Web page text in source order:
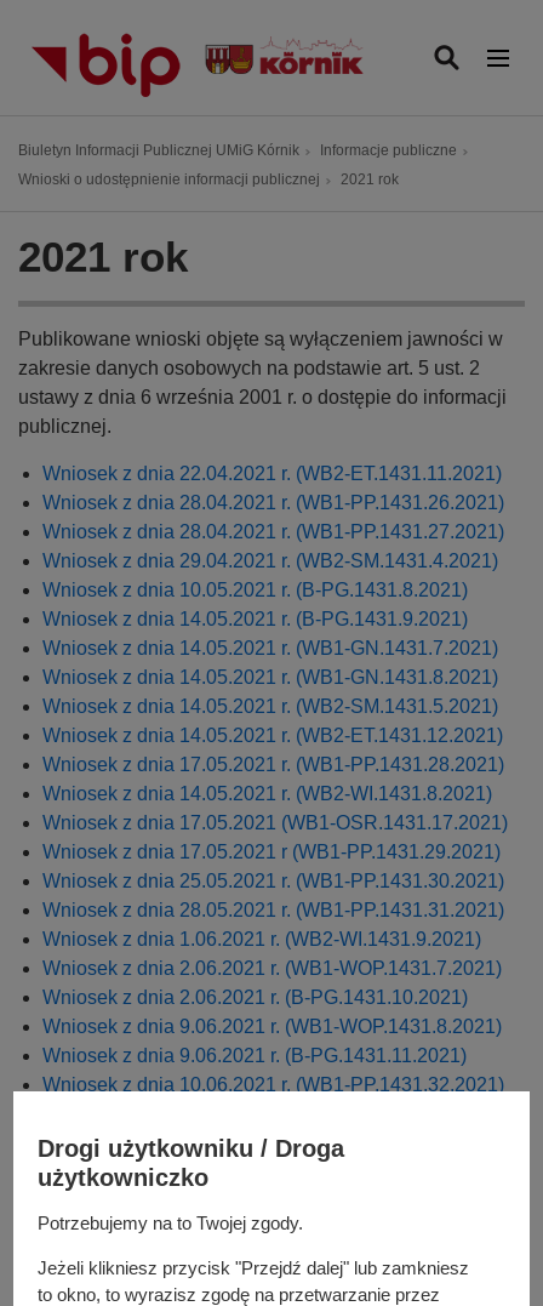
Ś
c
ż
n
a
w
i
Biuletyn Informacji Publicznej UMiG Kórnik
Informacje publiczne
Wnioski o udostępnienie informacji publicznej
2021 rok
2021 rok
Publikowane wnioski objęte są wyłączeniem jawności w
zakresie danych osobowych na podstawie art. 5 ust. 2
ustawy z dnia 6 września 2001 r. o dostępie do informacji
publicznej.
Wniosek z dnia 22.04.2021 r. (WB2-ET.1431.11.2021)
Wniosek z dnia 28.04.2021 r. (WB1-PP.1431.26.2021)
Wniosek z dnia 28.04.2021 r. (WB1-PP.1431.27.2021)
Wniosek z dnia 29.04.2021 r. (WB2-SM.1431.4.2021)
Wniosek z dnia 10.05.2021 r. (B-PG.1431.8.2021)
Wniosek z dnia 14.05.2021 r. (B-PG.1431.9.2021)
Wniosek z dnia 14.05.2021 r. (WB1-GN.1431.7.2021)
Wniosek z dnia 14.05.2021 r. (WB1-GN.1431.8.2021)
Wniosek z dnia 14.05.2021 r. (WB2-SM.1431.5.2021)
Wniosek z dnia 14.05.2021 r. (WB2-ET.1431.12.2021)
Wniosek z dnia 17.05.2021 r. (WB1-PP.1431.28.2021)
Wniosek z dnia 14.05.2021 r. (WB2-WI.1431.8.2021)
Wniosek z dnia 17.05.2021 (WB1-OSR.1431.17.2021)
Wniosek z dnia 17.05.2021 r (WB1-PP.1431.29.2021)
Wniosek z dnia 25.05.2021 r. (WB1-PP.1431.30.2021)
Wniosek z dnia 28.05.2021 r. (WB1-PP.1431.31.2021)
Wniosek z dnia 1.06.2021 r. (WB2-WI.1431.9.2021)
Wniosek z dnia 2.06.2021 r. (WB1-WOP.1431.7.2021)
Wniosek z dnia 2.06.2021 r. (B-PG.1431.10.2021)
Wniosek z dnia 9.06.2021 r. (WB1-WOP.1431.8.2021)
Wniosek z dnia 9.06.2021 r. (B-PG.1431.11.2021)
Wniosek z dnia 10.06.2021 r. (WB1-PP.1431.32.2021)
Wniosek z dnia 17.06.2021 r. (WB1-PP.1431.38.2021)
Wniosek z dnia 18.06.2021 r. (WB2-ET.1431.14.2021)
Wniosek z dnia 18.06.2021 r. (WB1-PP.1431.35.2021)
Wniosek z dnia 21.06.2021 r. (WB2-WI.1431.10.2021)
Wniosek z dnia 21.06.2021 (WB1-GN.1431.10.2021)
Drogi użytkowniku / Droga
użytkowniczko
Potrzebujemy na to Twojej zgody.
Jeżeli klikniesz przycisk "Przejdź dalej" lub zamkniesz
to okno, to wyrazisz zgodę na przetwarzanie przez